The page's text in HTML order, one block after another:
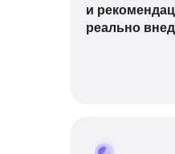
и
реально